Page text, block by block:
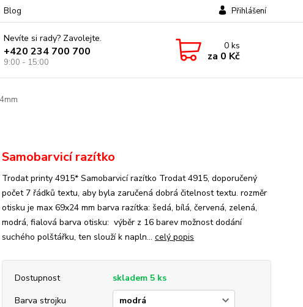
Blog Přihlášení
Nevíte si rady? Zavolejte.
+420 234 700 700
9:00 - 15:00
0ks
za 0 Kč
Samobarvicí razítko
Trodat printy 4915* Samobarvicí razítko Trodat 4915, doporučený
počet 7 řádků textu, aby byla zaručená dobrá čitelnost textu. rozměr
otisku je max 69x24 mm barva razítka: šedá, bílá, červená, zelená,
modrá, fialová barva otisku: výběr z 16 barev možnost dodání
suchého polštářku, ten slouží k napln... celý popis
Dostupnost
skladem 5 ks
Barva strojku